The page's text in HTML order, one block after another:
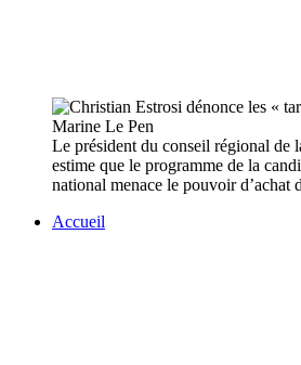
Le président du conseil régional de
estime que le programme de la
national menace le pouvoir d’achat
Accueil